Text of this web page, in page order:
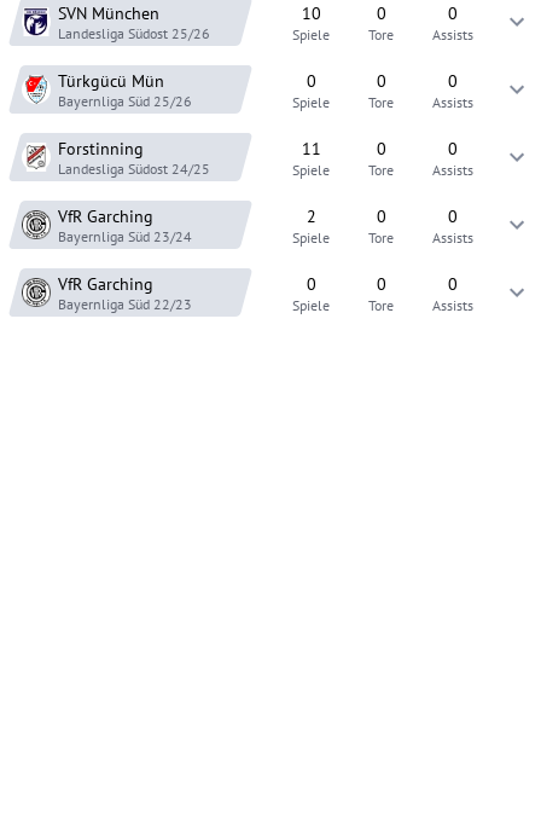
SVN München
Landesliga Südost 25/26
10
Spiele
0
Tore
0
Assists
Türkgücü Mün
Bayernliga Süd 25/26
0
Spiele
0
Tore
0
Assists
Forstinning
Landesliga Südost 24/25
11
Spiele
0
Tore
0
Assists
VfR Garching
Bayernliga Süd 23/24
2
Spiele
0
Tore
0
Assists
VfR Garching
Bayernliga Süd 22/23
0
Spiele
0
Tore
0
Assists